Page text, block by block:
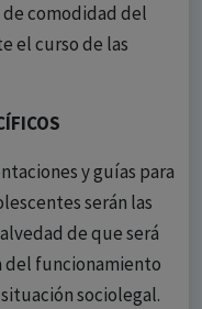
comodidad del
el curso de las
y guías para
serán las
de que será
del funcionamiento
sociolegal.